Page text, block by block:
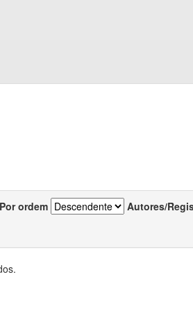
Por ordem Autores/